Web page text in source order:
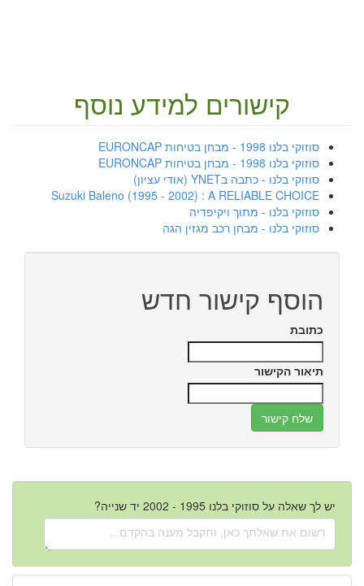
קישורים למידע נוסף
סוזוקי בלנו 1998 - מבחן בטיחות EURONCAP
סוזוקי בלנו 1998 - מבחן בטיחות EURONCAP
סוזוקי בלנו - כתבה בYNET (אודי עציון)
Suzuki Baleno (1995 - 2002) : A RELIABLE CHOICE
סוזוקי בלנו - מתוך ויקיפדיה
סוזוקי בלנו - מבחן רכב מגזין הגה
הוסף קישור חדש
כתובת
תיאור הקישור
יש לך שאלה על סוזוקי בלנו 1995 - 2002 יד שנייה?